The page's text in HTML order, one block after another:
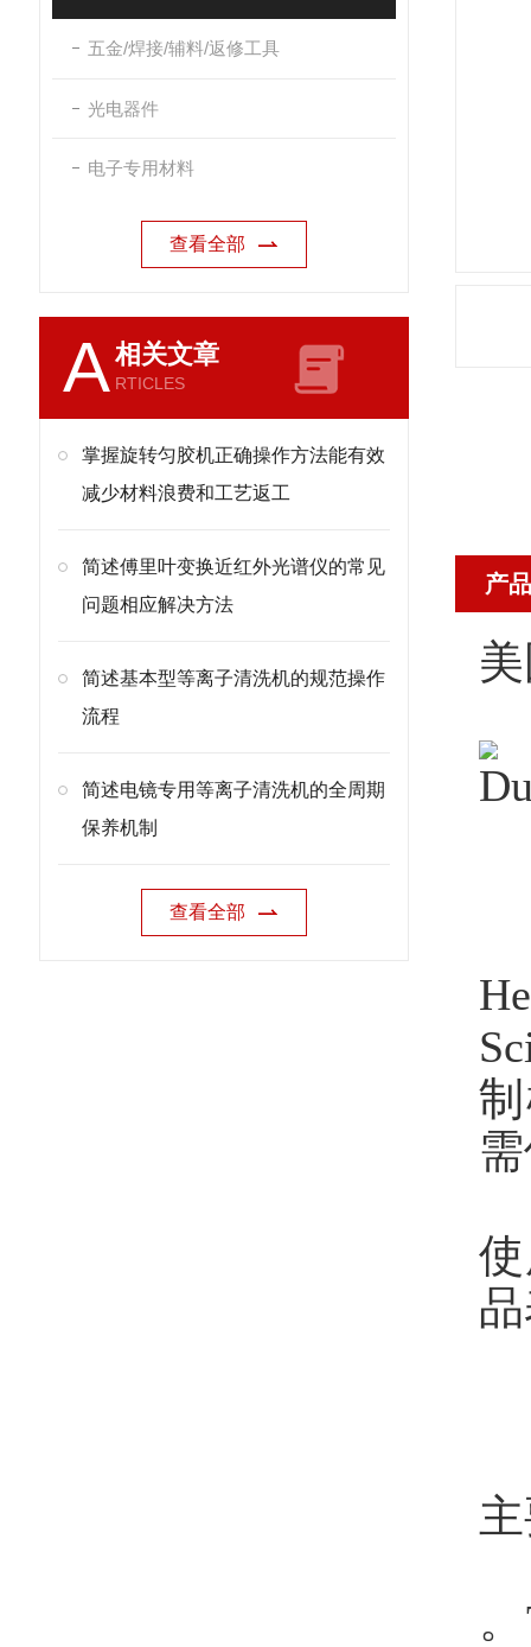
五金/焊接/辅料/返修工具
光电器件
电子专用材料
查看全部
A相关文章
RTICLES
掌握旋转匀胶机正确操作方法能有效
减少材料浪费和工艺返工
简述傅里叶变换近红外光谱仪的常见
问题相应解决方法
简述基本型等离子清洗机的规范操作
流程
简述电镜专用等离子清洗机的全周期
保养机制
查看全部
产